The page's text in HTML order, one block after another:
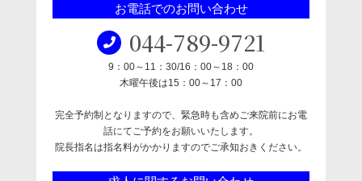
お電話でのお問い合わせ
044-789-9721
9：00～11：30/16：00～18：00
木曜午後は15：00～17：00
完全予約制となりますので、緊急時も含めご来院前にお電
話にてご予約をお願いいたします。
院長指名は指名料がかかりますのでご承知おきください。